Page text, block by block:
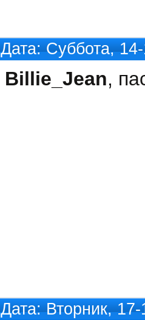
Дата: Суббота,
Billie_Jean,
Дата: Вторник,